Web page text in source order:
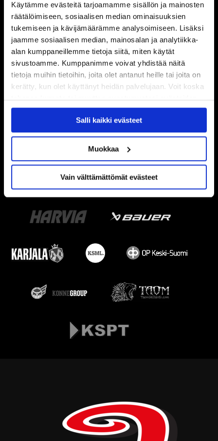
Käytämme evästeitä tarjoamamme sisällön ja mainosten
räätälöimiseen, sosiaalisen median ominaisuuksien
tukemiseen ja kävijämäärämme analysoimiseen. Lisäksi
jaamme sosiaalisen median, mainosalan ja analytiikka-
alan kumppaneillemme tietoja siitä, miten käytät
sivustoamme. Kumppanimme voivat yhdistää näitä
tietoja muihin tietoihin, joita olet antanut heille tai joita on
kerätty, kun olet käyttänyt heidän palvelujaan. Voit koska
tahansa kumota tai muuttaa suostumustasi evästeiden
käytöstäEvästeet-sivultamme.
Salli kaikki evästeet
Muokkaa
Vain välttämättömät evästeet